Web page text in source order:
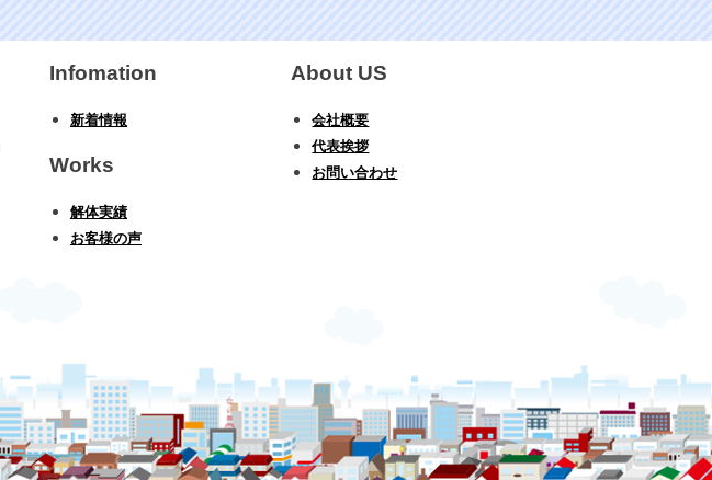
Infomation
新着情報
Works
解体実績
お客様の声
About US
会社概要
代表挨拶
お問い合わせ